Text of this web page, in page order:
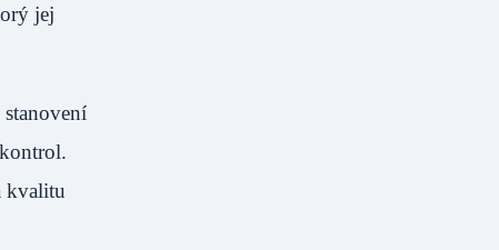
jej
kvalitu